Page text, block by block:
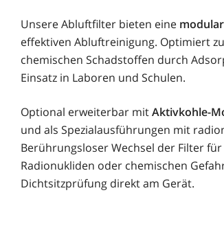
Unsere Abluftfilter bieten eine
effektiven Abluftreinigung. Optimiert
chemischen Schadstoffen durch
Einsatz in Laboren und Schulen.
Optional erweiterbar mitAktivkohle-
und als Spezialausführungen mit
Berührungsloser Wechsel der Filter
Radionukliden oder chemischen
Dichtsitzprüfung direkt am Gerät.